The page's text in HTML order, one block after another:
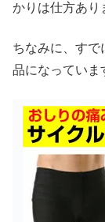
かりは仕方あり
ちなみに、すで
品になっていま